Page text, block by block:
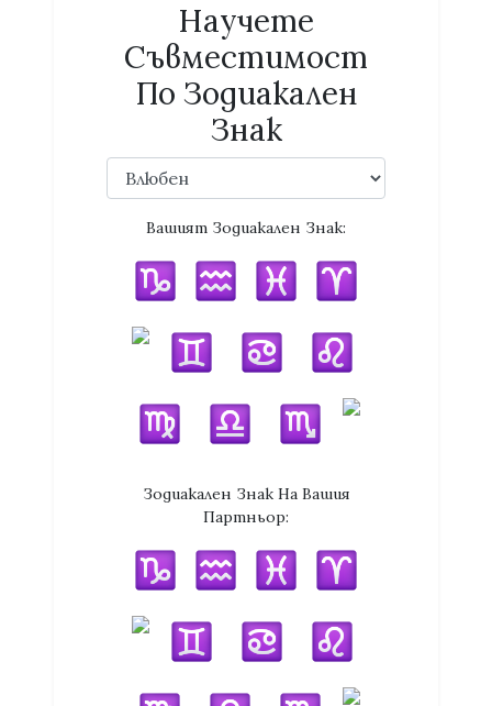
Научете
Съвместимост
По Зодиакален
Знак
Вашият Зодиакален Знак:
Зодиакален Знак На Вашия
Партньор: